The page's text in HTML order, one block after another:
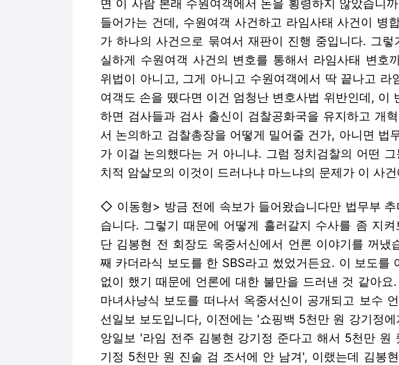
면 이 사람 본래 수원여객에서 돈을 횡령하지 않았습니
들어가는 건데, 수원여객 사건하고 라임사태 사건이 병
가 하나의 사건으로 묶여서 재판이 진행 중입니다. 그
실하게 수원여객 사건의 변호를 통해서 라임사태 변호
위법이 아니고, 그게 아니고 수원여객에서 딱 끝나고 라
여객도 손을 뗐다면 이건 엄청난 변호사법 위반인데, 이
하면 검사들과 검사 출신이 검찰공화국을 유지하고 개
서 논의하고 검찰총장을 어떻게 밀어줄 건가, 아니면 법
가 이걸 논의했다는 거 아니냐. 그럼 정치검찰의 어떤
치적 암살모의 이것이 드러나냐 마느냐의 문제가 이 사
◇ 이동형> 방금 전에 속보가 들어왔습니다만 법무부
습니다. 그렇기 때문에 어떻게 흘러갈지 수사를 좀 지
단 김봉현 전 회장도 옥중서신에서 언론 이야기를 꺼냈
째 카더라식 보도를 한 SBS라고 썼었거든요. 이 보도를
없이 했기 때문에 언론에 대한 불만을 드러낸 것 같아
마녀사냥식 보도를 떠나서 옥중서신이 공개되고 보수
선일보 보도입니다, 이전에는 '쇼핑백 5천만 원 강기정
앙일보 '라임 전주 김봉현 강기정 준다고 해서 5천만
기정 5천만 원 진술 검 조서에 안 남겨', 이랬는데 김봉